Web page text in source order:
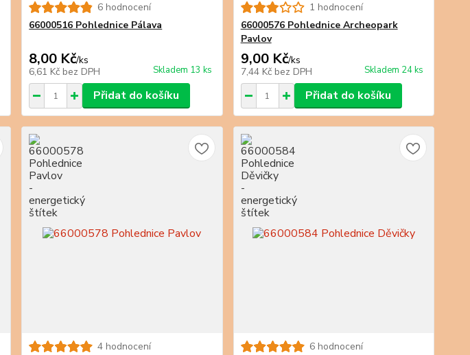
6 hodnocení
66000516 Pohlednice Pálava
8,00 Kč/ks
6,61 Kč bez DPH Skladem 13 ks
Přidat do košíku
1 hodnocení
66000576 Pohlednice Archeopark
Pavlov
9,00 Kč/ks
7,44 Kč bez DPH Skladem 24 ks
Přidat do košíku
4 hodnocení
6 hodnocení